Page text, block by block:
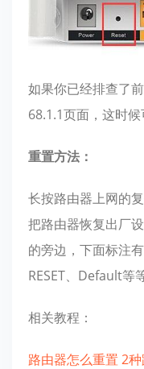
如果你已经排查了
68.1.1页面，这时候
重置方法：
长按路由器上网的
把路由器恢复出厂
的旁边，下面标注
RESET、Default等
相关教程：
路由器怎么重置 2